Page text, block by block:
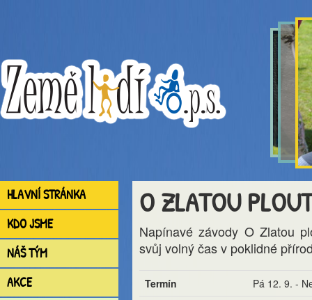
HLAVNÍ STRÁNKA
KDO JSME
NÁŠ TÝM
AKCE
O ZLATOU
Napínavé závody O Zlatou
svůj volný čas v poklidné
Termín
Pá 12. 9. -